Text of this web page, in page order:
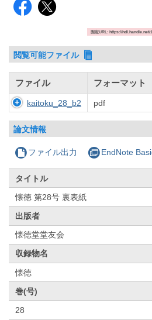
固定URL: https://hdl.handle.net/
閲覧可能ファイル
ファイル フォーマット
kaitoku_28_b2 pdf
論文情報
ファイル出力 EndNote
タイトル
懐徳 第28号 裏表紙
出版者
懐徳堂堂友会
収録物名
懐徳
巻(号)
28